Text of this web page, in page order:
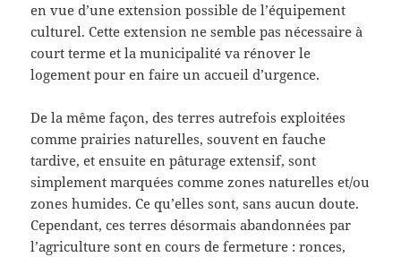
en vue d’une extension possible de l’équipement
culturel. Cette extension ne semble pas nécessaire à
court terme et la municipalité va rénover le
logement pour en faire un accueil d’urgence.
De la même façon, des terres autrefois exploitées
comme prairies naturelles, souvent en fauche
tardive, et ensuite en pâturage extensif, sont
simplement marquées comme zones naturelles et/ou
zones humides. Ce qu’elles sont, sans aucun doute.
Cependant, ces terres désormais abandonnées par
l’agriculture sont en cours de fermeture : ronces,